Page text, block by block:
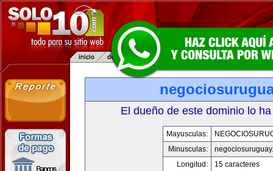
El dueño de este dominio lo
Mayusculas:
Minusculas:
Longitud:
15 caracteres